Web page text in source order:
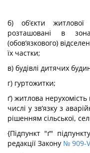
б) об’єкти житлової
розташовані в
(обов’язкового)
їх частки;
в) будівлі дитячих
г) гуртожитки;
ґ) житлова
числі у зв’язку з
рішенням сільської,
{Підпункт "ґ"
редакції Закону № 909-